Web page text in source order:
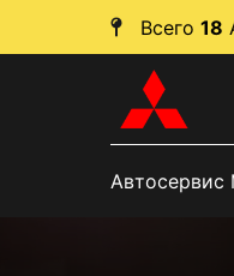
Всего 18
Автосервис